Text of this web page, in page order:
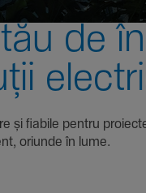
de
și fiabile pentru
oriunde în lume.